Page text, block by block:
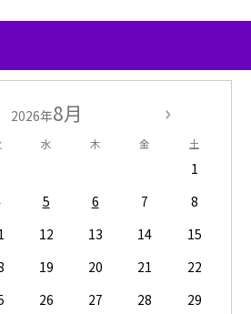
2026年8月
水 木 金 土
1
5 6 7
8
12 13 14
15
19 20 21
22
26 27 28
29